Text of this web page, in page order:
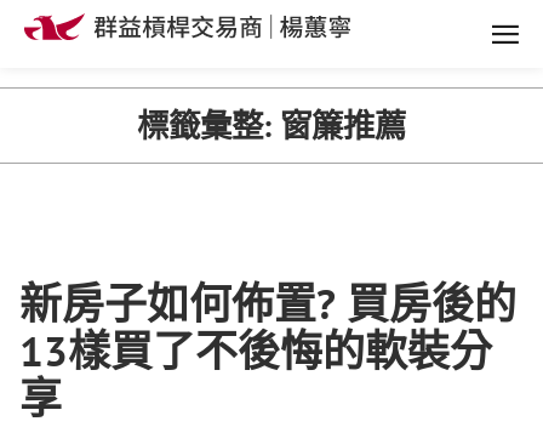
標籤彙整: 窗簾推薦
新房子如何佈置? 買房後的
13樣買了不後悔的軟裝分
享